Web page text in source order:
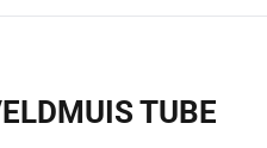
TUBE